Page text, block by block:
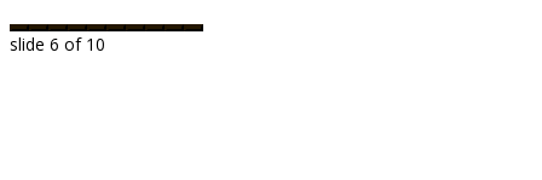
slide 6 of 10